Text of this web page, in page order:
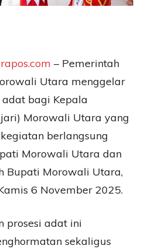
– Pemerintah
Utara menggelar
bagi Kepala
Morowali Utara yang
berlangsung
Morowali Utara dan
Bupati Morowali Utara,
6 November 2025.
prosesi adat ini
sekaligus